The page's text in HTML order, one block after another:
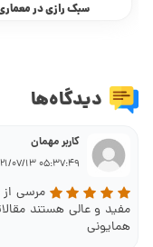
سبک رازی در
دیدگاه‌ها
کاربر مهمان
05:37:49 2021/07/13
مرسی
مفید و عالی هستند
همایونی